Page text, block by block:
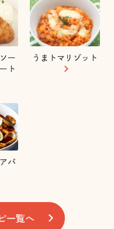
ー
ト
うまトマリゾット
パ
一覧へ